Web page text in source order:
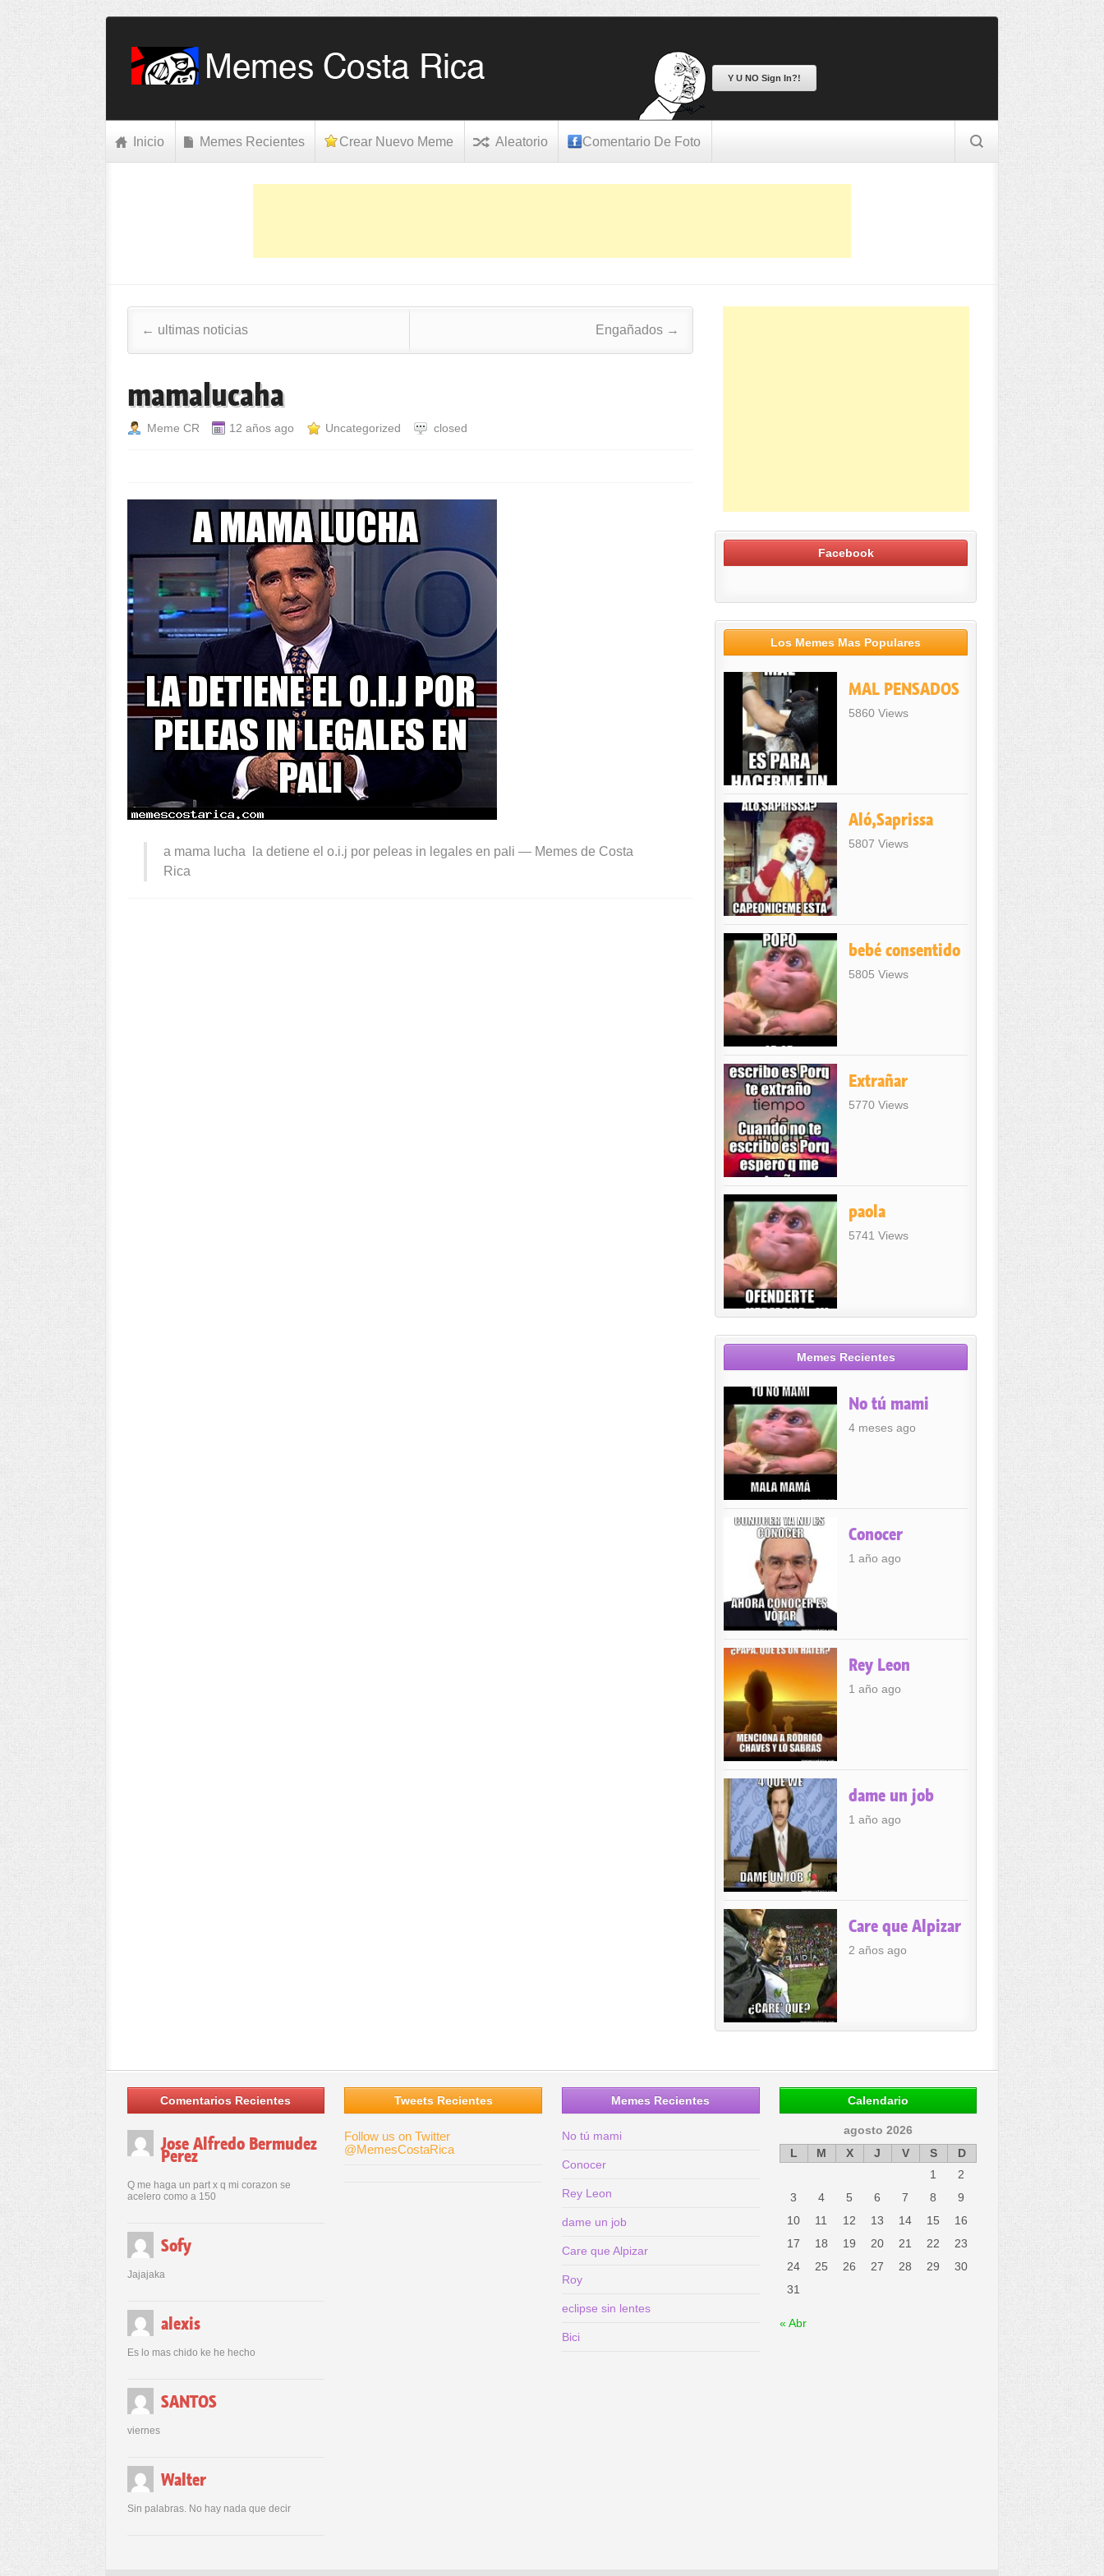
Y U NO Sign In?!
Inicio Memes Recientes Crear Nuevo Meme Aleatorio Comentario De Foto
Post navigation
← ultimas noticias Engañados →
mamalucaha
Meme CR 12 años ago Uncategorized closed
a mama lucha la detiene el o.i.j por peleas in legales en pali — Memes de Costa
Rica
Facebook
Los Memes Mas Populares
MAL PENSADOS
5860 Views
Aló,Saprissa
5807 Views
bebé consentido
5805 Views
Extrañar
5770 Views
paola
5741 Views
Memes Recientes
No tú mami
4 meses ago
Conocer
1 año ago
Rey Leon
1 año ago
dame un job
1 año ago
Care que Alpizar
2 años ago
Comentarios Recientes
Jose Alfredo Bermudez
Perez
Q me haga un part x q mi corazon se
acelero como a 150
Sofy
Jajajaka
alexis
Es lo mas chido ke he hecho
SANTOS
viernes
Walter
Sin palabras. No hay nada que decir
Tweets Recientes
Follow us on Twitter
@MemesCostaRica
Memes Recientes
No tú mami
Conocer
Rey Leon
dame un job
Care que Alpizar
Roy
eclipse sin lentes
Bici
Calendario
agosto 2026
L
M X J V S
D
1
2
3
4 5 6 7 8
9
10
11 12 13 14 15
16
17
18 19 20 21 22
23
24
25 26 27 28 29
30
31
« Abr